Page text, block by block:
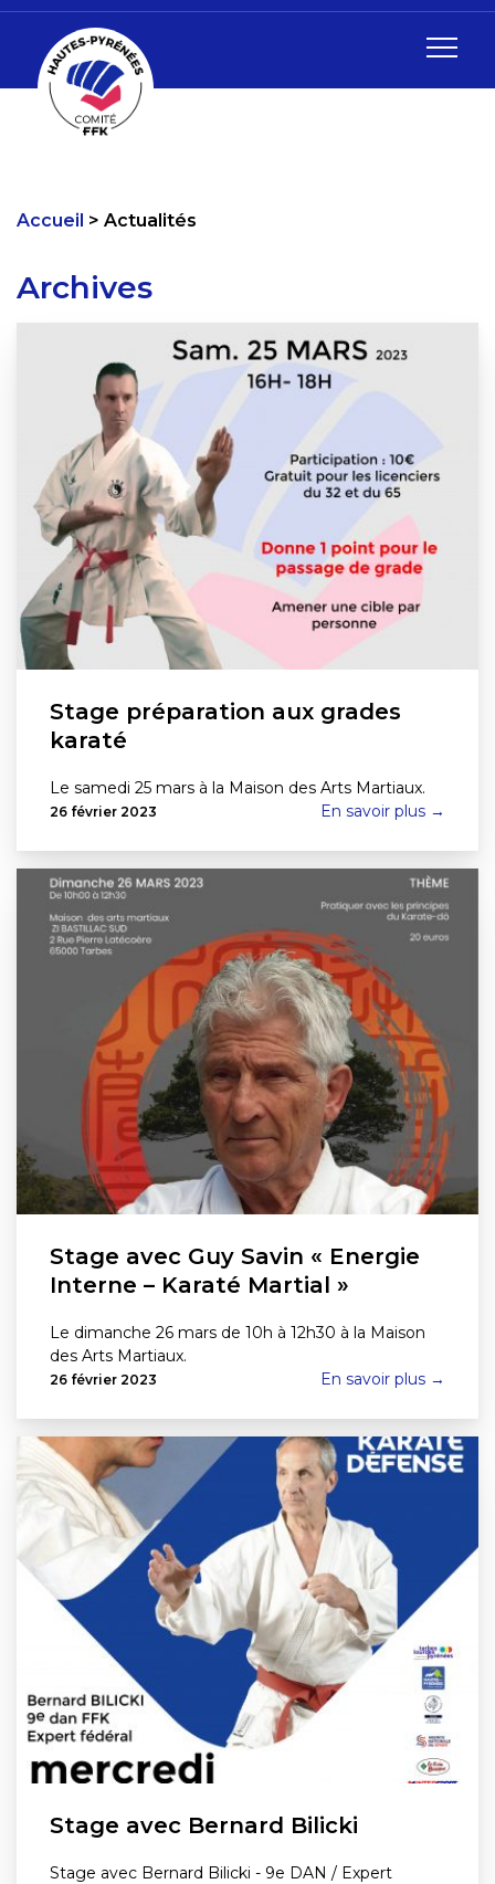
Accueil Actualités
Archives
Stage préparation aux grades
karaté
Le samedi 25 mars à la Maison des Arts Martiaux.
26 février 2023 En savoir plus →
Stage avec Guy Savin « Energie
Interne – Karaté Martial »
Le dimanche 26 mars de 10h à 12h30 à la Maison
des Arts Martiaux.
26 février 2023 En savoir plus →
Stage avec Bernard Bilicki
Stage avec Bernard Bilicki - 9e DAN / Expert